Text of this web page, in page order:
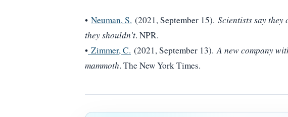
• Neuman, S. (2021, September 15). Scientists say they
they shouldn’t. NPR.
• Zimmer, C. (2021, September 13).A new company
mammoth. The New York Times.